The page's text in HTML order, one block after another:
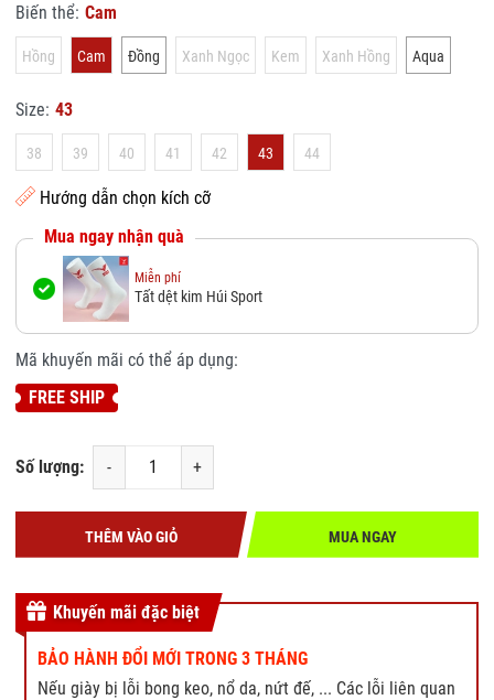
Biến thể: Cam
Hồng Cam Đồng Xanh Ngọc Kem Xanh Hồng Aqua
Size: 43
38 39 40 41 42 43 44
Hướng dẫn chọn kích cỡ
Mua ngay nhận quà
Miễn phí
Tất dệt kim Húi Sport
Mã khuyến mãi có thể áp dụng:
FREE SHIP
Số lượng: - +
THÊM VÀO GIỎ MUA NGAY
Khuyến mãi đặc biệt
BẢO HÀNH ĐỔI MỚI TRONG 3 THÁNG
Nếu giày bị lỗi bong keo, nổ da, nứt đế, ... Các lỗi liên quan